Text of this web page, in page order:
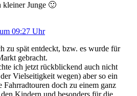
Junge 🙂
09:27 Uhr
zu spät entdeckt, bzw. es wurde für
gebracht.
ich jetzt rückblickend auch nicht
Vielseitigkeit wegen) aber so ein
Fahrradtouren doch zu einem ganz